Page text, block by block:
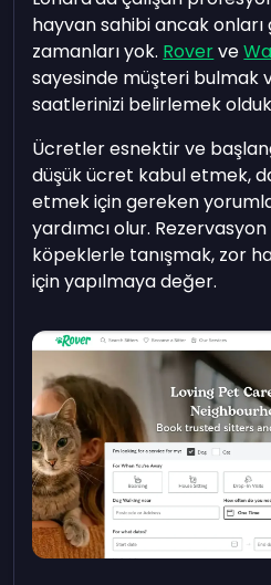
hayvan sahibi ancak
zamanları yok. Roverve
sayesinde müşteri bulmak
saatlerinizi belirlemek
Ücretler esnektir ve
düşük ücret kabul etmek,
etmek için gereken
yardımcı olur.
köpeklerle tanışmak, zor
için yapılmaya değer.